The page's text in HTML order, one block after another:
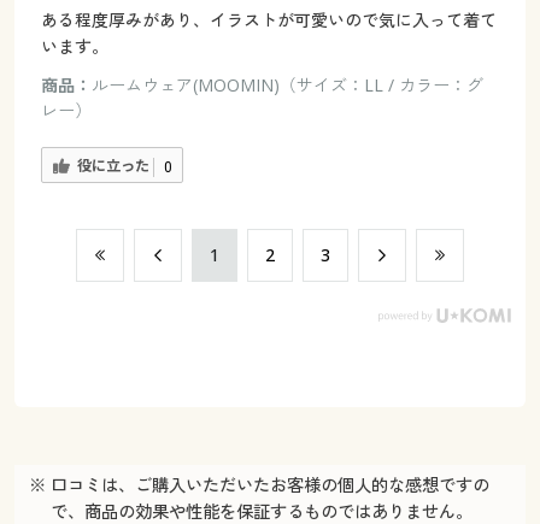
ある程度厚みがあり、イラストが可愛いので気に入って着て
います。
商品： ルームウェア(MOOMIN)（サイズ：LL / カラー：グ
レー）
役に立った 0
​1 ​2 ​3
※ 口コミは、ご購入いただいたお客様の個人的な感想ですの
で、商品の効果や性能を保証するものではありません。